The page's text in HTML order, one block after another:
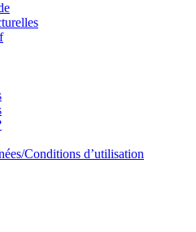
Conditions d’utilisation